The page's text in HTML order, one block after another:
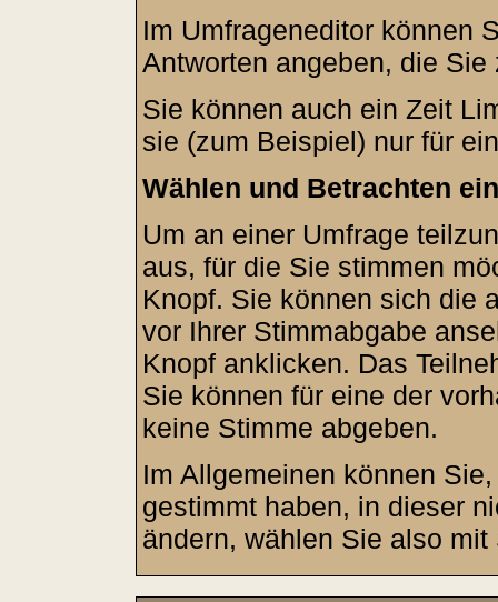
Im Umfrageneditor können
Antworten angeben, die
Sie können auch ein Zeit
sie (zum Beispiel) nur für
Wählen und Betrachten
Um an einer Umfrage
aus, für die Sie stimmen
Knopf. Sie können sich die
vor Ihrer Stimmabgabe
Knopf anklicken. Das
Sie können für eine der
keine Stimme abgeben.
Im Allgemeinen können
gestimmt haben, in dieser
ändern, wählen Sie also mit